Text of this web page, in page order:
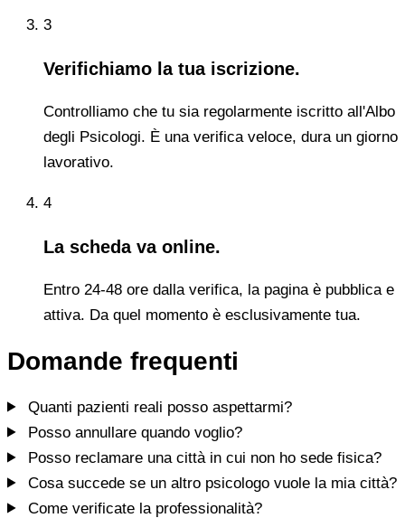
3
Verifichiamo la tua iscrizione.
Controlliamo che tu sia regolarmente iscritto all'Albo
degli Psicologi. È una verifica veloce, dura un giorno
lavorativo.
4
La scheda va online.
Entro 24-48 ore dalla verifica, la pagina è pubblica e
attiva. Da quel momento è esclusivamente tua.
Domande frequenti
Quanti pazienti reali posso aspettarmi?
Posso annullare quando voglio?
Posso reclamare una città in cui non ho sede fisica?
Cosa succede se un altro psicologo vuole la mia città?
Come verificate la professionalità?